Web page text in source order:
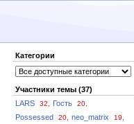
Категории
Участники темы (37)
LARS
32, Гость 20,
Possessed 20, neo_matrix 19,